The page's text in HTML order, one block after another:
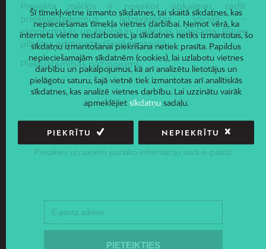
Projekta mērķis ir nosakot apkaimes, radīt
priekšnoteikumus līdzsvarotas sociāli –
ekonomiskās un telpiskās politikas ieviešanai Rīgas
pilsētas administratīvajā teritorijā.
Piekļūstamības paziņojums
JAUNUMI E-PASTĀ
Piesakies un saņem jaunāko informāciju savā e-pastā!
Šī tīmekļvietne izmanto sīkdatnes, tai skaitā sīkdatnes, kas
nepieciešamas tīmekļa vietnes darbībai. Ņemot vērā, ka
interneta vietne nedarbosies, ja sīkdatnes netiks izmantotas, šo
sīkdatņu izmantošanai piekrišana netiek prasīta. Papildus
nepieciešamajām sīkdatnēm (cookies), lai uzlabotu vietnes
darbību un pakalpojumus, kā arī analizētu lietotājus un
pielāgotu saturu, šajā vietnē tiek izmantotas arī analītiskās
sīkdatnes, kas analizē vietnes darbību. Lai uzzinātu vairāk
apmeklējiet sīkdatņusadaļu.
PIEKRĪTU NEPIEKRĪTU